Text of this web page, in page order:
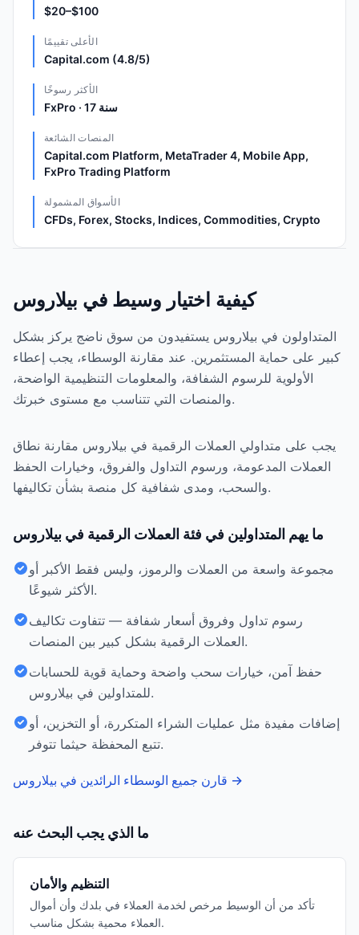
$20–$100
الأعلى تقييمًا
Capital.com (4.8/5)
الأكثر رسوخًا
FxPro · 17 سنة
المنصات الشائعة
Capital.com Platform, MetaTrader 4, Mobile App,
FxPro Trading Platform
الأسواق المشمولة
CFDs, Forex, Stocks, Indices, Commodities, Crypto
كيفية اختيار وسيط في بيلاروس
المتداولون في بيلاروس يستفيدون من سوق ناضج يركز بشكل
كبير على حماية المستثمرين. عند مقارنة الوسطاء، يجب إعطاء
الأولوية للرسوم الشفافة، والمعلومات التنظيمية الواضحة،
والمنصات التي تتناسب مع مستوى خبرتك.
يجب على متداولي العملات الرقمية في بيلاروس مقارنة نطاق
العملات المدعومة، ورسوم التداول والفروق، وخيارات الحفظ
والسحب، ومدى شفافية كل منصة بشأن تكاليفها.
ما يهم المتداولين في فئة العملات الرقمية في بيلاروس
مجموعة واسعة من العملات والرموز، وليس فقط الأكبر أو
الأكثر شيوعًا.
رسوم تداول وفروق أسعار شفافة — تتفاوت تكاليف
العملات الرقمية بشكل كبير بين المنصات.
حفظ آمن، خيارات سحب واضحة وحماية قوية للحسابات
للمتداولين في بيلاروس.
إضافات مفيدة مثل عمليات الشراء المتكررة، أو التخزين، أو
تتبع المحفظة حيثما تتوفر.
قارن جميع الوسطاء الرائدين في بيلاروس →
ما الذي يجب البحث عنه
التنظيم والأمان
تأكد من أن الوسيط مرخص لخدمة العملاء في بلدك وأن أموال
العملاء محمية بشكل مناسب.